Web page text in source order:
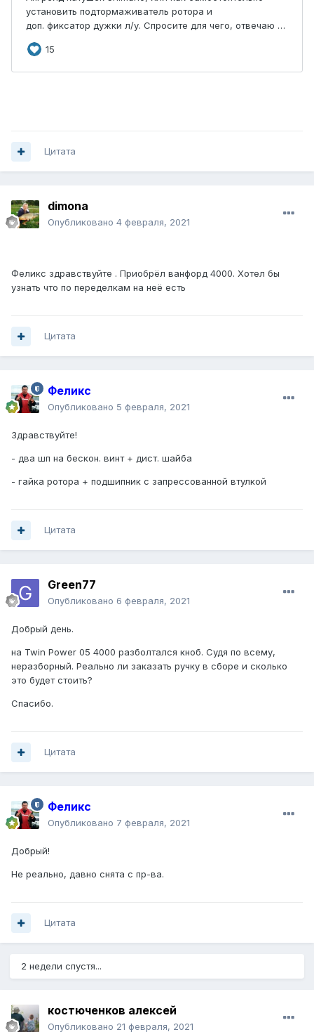
Цитата
dimona
Опубликовано 4 февраля, 2021
Феликс здравствуйте . Приобрёл ванфорд 4000. Хотел бы
узнать что по переделкам на неё есть
Цитата
Феликс
Опубликовано 5 февраля, 2021
Здравствуйте!
- два шп на бескон. винт + дист. шайба
- гайка ротора + подшипник с запрессованной втулкой
Цитата
Green77
Опубликовано 6 февраля, 2021
Добрый день.
на Twin Power 05 4000 разболтался кноб. Судя по всему,
неразборный. Реально ли заказать ручку в сборе и сколько
это будет стоить?
Спасибо.
Цитата
Феликс
Опубликовано 7 февраля, 2021
Добрый!
Не реально, давно снята с пр-ва.
Цитата
2 недели спустя...
костюченков алексей
Опубликовано 21 февраля, 2021